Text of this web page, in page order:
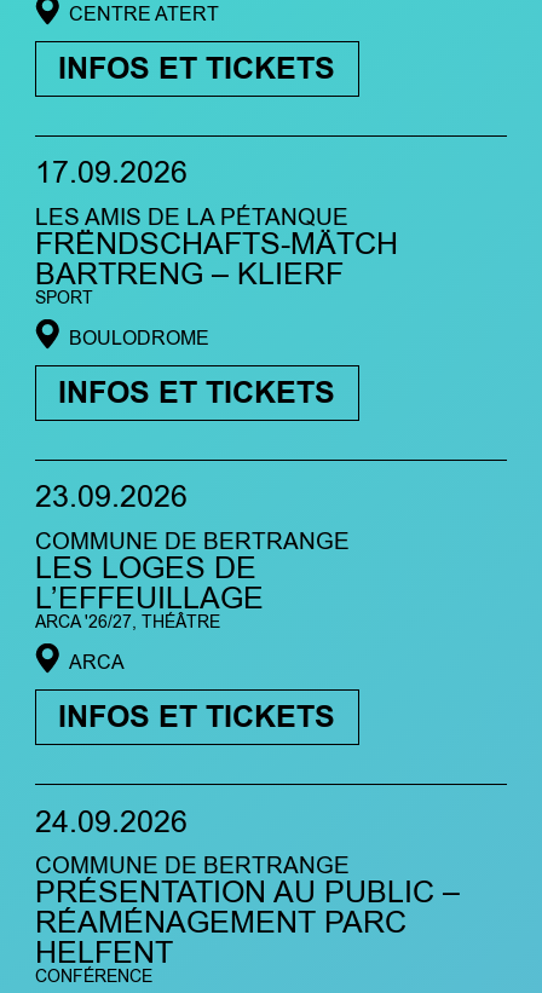
CENTRE ATERT
INFOS ET TICKETS
17.09.2026
LES AMIS DE LA PÉTANQUE
FRËNDSCHAFTS-MÄTCH
BARTRENG – KLIERF
SPORT
BOULODROME
INFOS ET TICKETS
23.09.2026
COMMUNE DE BERTRANGE
LES LOGES DE
L’EFFEUILLAGE
ARCA '26/27, THÉÂTRE
ARCA
INFOS ET TICKETS
24.09.2026
COMMUNE DE BERTRANGE
PRÉSENTATION AU PUBLIC –
RÉAMÉNAGEMENT PARC
HELFENT
CONFÉRENCE